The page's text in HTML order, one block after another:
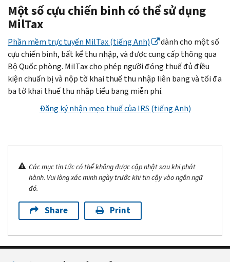
Một số cựu chiến binh có thể sử dụng
MilTax
Phần mềm trực tuyến MilTax(tiếng Anh)
dành cho một số
cựu chiến binh, bất kể thu nhập, và được cung cấp thông qua
Bộ Quốc phòng. MilTaxcho phép người đóng thuế đủ điều
kiện chuẩn bị và nộp tờ khai thuế thu nhập liên bang và tối đa
ba tờ khai thuế thu nhập tiểu bang miễn phí.
Đăng ký nhận mẹo thuế của IRS (tiếng Anh)
Các mục tin tức có thể không được cập nhật sau khi phát
hành. Vui lòng xác minh ngày trước khi tin cậy vào ngôn ngữ
đó.
Share Print